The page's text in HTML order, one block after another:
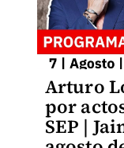
Arturo
por
SEP |